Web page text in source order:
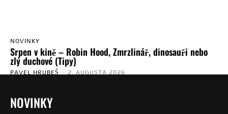
NOVINKY
Srpen v kině – Robin Hood, Zmrzlinář, dinosauři nebo
zlý duchové (Tipy)
PAVEL HRUBEŠ - 2. AUGUSTA 2026
NOVINKY